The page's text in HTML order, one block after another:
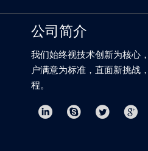
公司简介
我们始终视技术创新为核心
户满意为标准，直面新挑战
程。
   